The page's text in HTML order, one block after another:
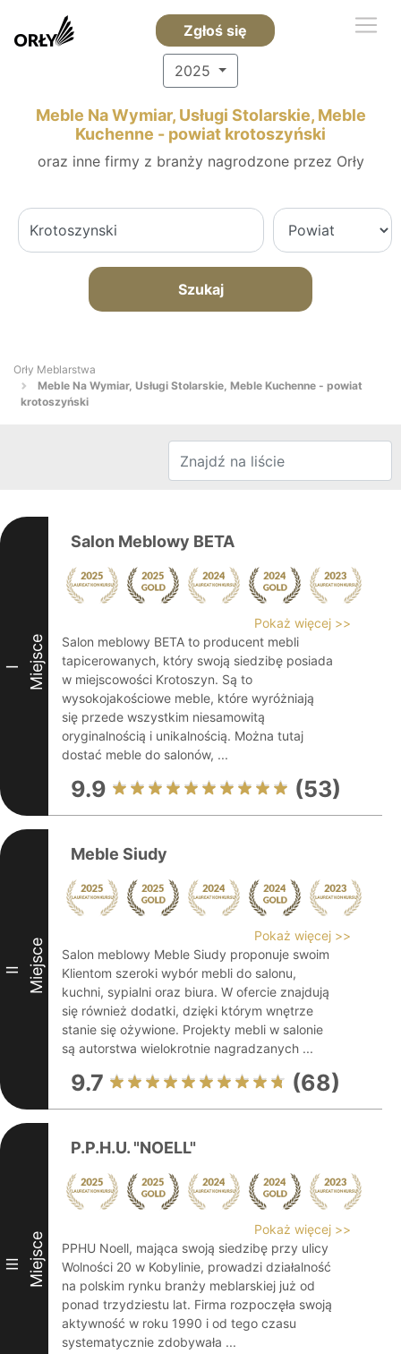
Zgłoś się
2025
Meble Na Wymiar, Usługi Stolarskie, Meble
Kuchenne - powiat krotoszyński
oraz inne firmy z branży nagrodzone przez Orły
Szukaj
Orły Meblarstwa
Meble Na Wymiar, Usługi Stolarskie, Meble Kuchenne - powiat
krotoszyński
I Miejsce
Salon Meblowy BETA
Pokaż więcej >>
Salon meblowy BETA to producent mebli
tapicerowanych, który swoją siedzibę posiada
w miejscowości Krotoszyn. Są to
wysokojakościowe meble, które wyróżniają
się przede wszystkim niesamowitą
oryginalnością i unikalnością. Można tutaj
dostać meble do salonów, ...
9.9 (53)
II Miejsce
Meble Siudy
Pokaż więcej >>
Salon meblowy Meble Siudy proponuje swoim
Klientom szeroki wybór mebli do salonu,
kuchni, sypialni oraz biura. W ofercie znajdują
się również dodatki, dzięki którym wnętrze
stanie się ożywione. Projekty mebli w salonie
są autorstwa wielokrotnie nagradzanych ...
9.7 (68)
III Miejsce
P.P.H.U. "NOELL"
Pokaż więcej >>
PPHU Noell, mająca swoją siedzibę przy ulicy
Wolności 20 w Kobylinie, prowadzi działalność
na polskim rynku branży meblarskiej już od
ponad trzydziestu lat. Firma rozpoczęła swoją
aktywność w roku 1990 i od tego czasu
systematycznie zdobywała ...